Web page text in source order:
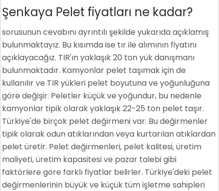
Şenkaya Pelet fiyatları ne kadar?
sorusunun cevabını ayrıntılı şekilde yukarıda açıklamış
bulunmaktayız. Bu kısımda ise tır ile alımının fiyatını
açıklayacağız. TIR'ın yaklaşık 20 ton yük danışmanı
bulunmaktadır. Kamyonlar pelet taşımak için de
kullanılır ve TIR yükleri pelet boyutuna ve yoğunluğuna
göre değişir. Peletler küçük ve yoğundur, bu nedenle
kamyonlar tipik olarak yaklaşık 22-25 ton pelet taşır.
Türkiye'de birçok pelet değirmeni var. Bu değirmenler
tipik olarak odun atıklarından veya kurtarılan atıklardan
pelet üretir. Pelet değirmenleri, pelet kalitesi, üretim
maliyeti, üretim kapasitesi ve pazar talebi gibi
faktörlere göre farklı fiyatlar belirler. Türkiye'deki pelet
değirmenlerinin büyük ve küçük tüm işletme sahipleri